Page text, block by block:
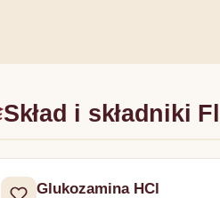
Skład i składniki
Glukozamina HCl